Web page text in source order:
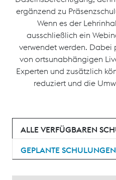
ergänzend zu
Wenn es der
ausschließlich ein
verwendet werden. Dabei
von ortsunabhängigen
Experten und zusätzlich
reduziert und die
ALLE VERFÜGBAREN
GEPLANTE SCHULUNGEN